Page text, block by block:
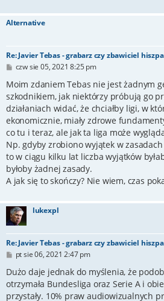
Alternative
Re: Javier Tebas - grabarz czy zbawiciel
P
s
t
czw sie 05, 2021 8:25 pm
Moim zdaniem Tebas nie jest żadnym
szkodnikiem, jak niektórzy próbują go
działaniach widać, że chciałby ligi, w
ekonomicznie, miały zdrowe
co tu i teraz, ale jak ta liga może
Np. gdyby zrobiono wyjątek w
to w ciągu kilku lat liczba wyjątków
byłoby żadnej zasady.
A jak się to skończy? Nie wiem, czas
lukexpl
Re: Javier Tebas - grabarz czy zbawiciel
P
o
s
pt sie 06, 2021 2:47 pm
Dużo daje jednak do myślenia, że
otrzymała Bundesliga oraz Serie A i
przystały. 10% praw audiowizualnych